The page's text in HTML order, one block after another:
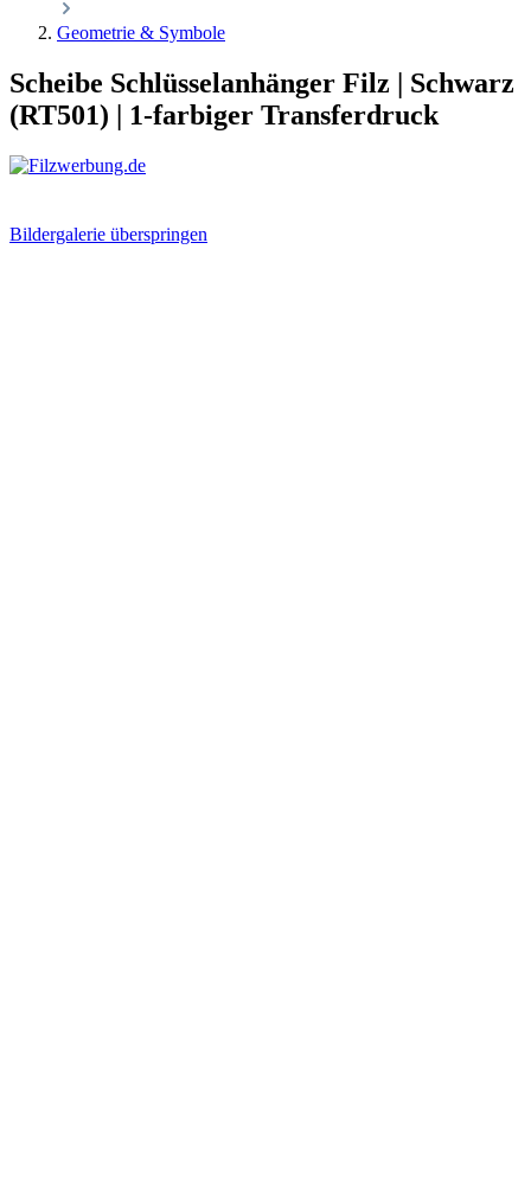
Geometrie & Symbole
Scheibe Schlüsselanhänger Filz | Schwarz
(RT501) | 1-farbiger Transferdruck
Bildergalerie überspringen